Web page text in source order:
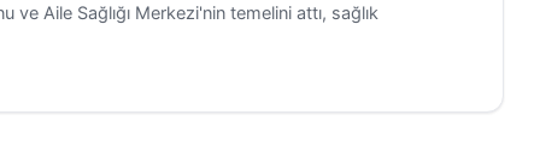
Aile Sağlığı Merkezi'nin temelini attı, sağlık